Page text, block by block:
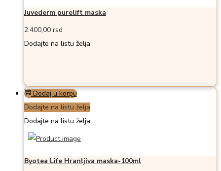
Juvederm purelift maska
2.400,00 rsd
Dodajte na listu želja
Dodaj u korpu
Dodajte na listu želja
Dodajte na listu želja
Byotea Life Hranljiva maska-100ml